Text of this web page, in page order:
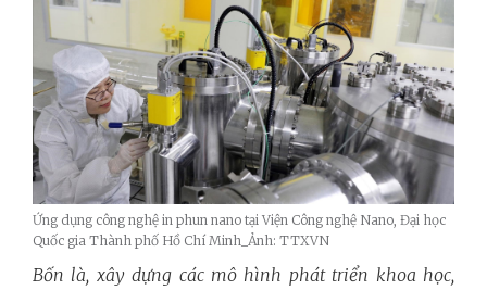
Ứng dụng công nghệ in phun nano tại Viện Công nghệ Nano, Đại học
Quốc gia Thành phố Hồ Chí Minh_Ảnh: TTXVN
Bốn là, xây dựng các mô hình phát triển khoa học,